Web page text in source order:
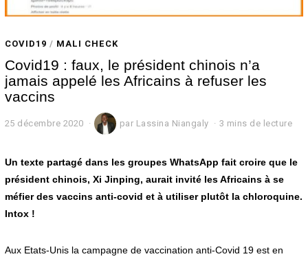
COVID19 / MALI CHECK
Covid19 : faux, le président chinois n’a
jamais appelé les Africains à refuser les
vaccins
25 décembre 2020
é
e
m
2
par Lassina Niangaly 3 mins de lecture
Un texte partagé dans les groupes WhatsApp fait croire que le
président chinois, Xi Jinping, aurait invité les Africains à se
méfier des vaccins anti-covid et à utiliser plutôt la chloroquine.
Intox !
Aux Etats-Unis la campagne de vaccination anti-Covid 19 est en